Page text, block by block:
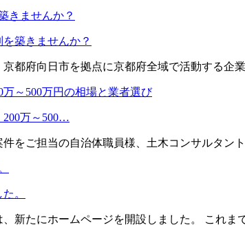
築きませんか？
都府向日市を拠点に京都府全域で活動する企
200万～500…
をご担当の自治体職員様、土木コンサルタン
。
新たにホームページを開設しました。 これ